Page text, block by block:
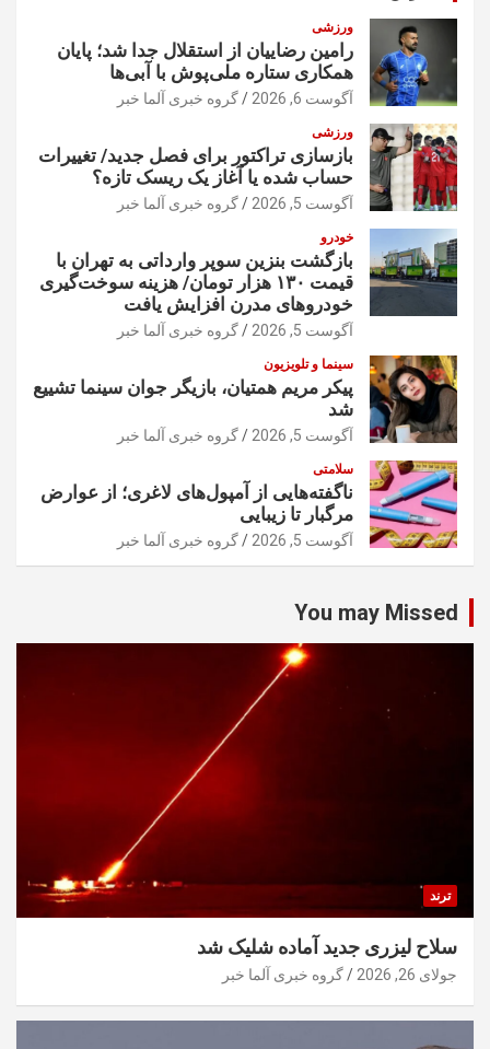
ورزشی
رامین رضاییان از استقلال جدا شد؛ پایان
همکاری ستاره ملی‌پوش با آبی‌ها
آگوست 6, 2026 گروه خبری آلما خبر
ورزشی
بازسازی تراکتور برای فصل جدید/ تغییرات
حساب شده یا آغاز یک ریسک تازه؟
آگوست 5, 2026 گروه خبری آلما خبر
خودرو
بازگشت بنزین سوپر وارداتی به تهران با
قیمت ۱۳۰ هزار تومان/ هزینه سوخت‌گیری
خودرو‌های مدرن افزایش یافت
آگوست 5, 2026 گروه خبری آلما خبر
سینما و تلویزیون
پیکر مریم همتیان، بازیگر جوان سینما تشییع
شد
آگوست 5, 2026 گروه خبری آلما خبر
سلامتی
ناگفته‌هایی از آمپول‌های لاغری؛ از عوارض
مرگبار تا زیبایی
آگوست 5, 2026 گروه خبری آلما خبر
You may Missed
ترند
سلاح لیزری جدید آماده شلیک شد
جولای 26, 2026 گروه خبری آلما خبر